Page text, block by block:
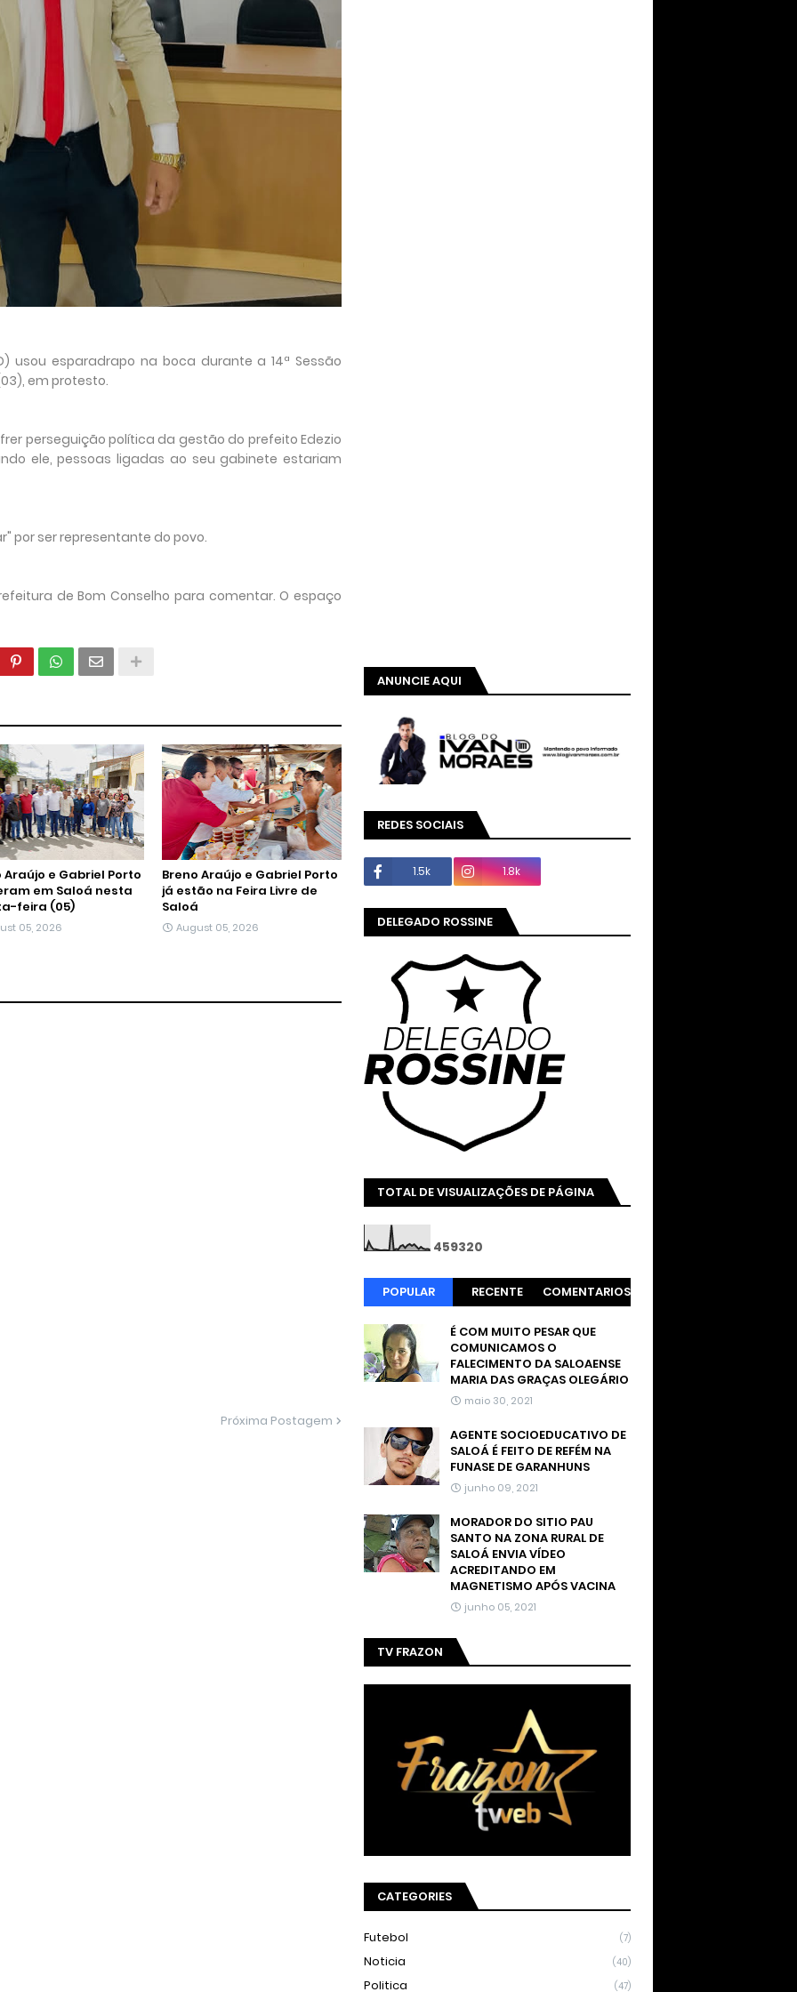
usou esparadrapo na boca durante a 14ª Sessão
em protesto.
perseguição política da gestão do prefeito Edezio
ele, pessoas ligadas ao seu gabinete estariam
por ser representante do povo.
de Bom Conselho para comentar. O espaço
Araújo e Gabriel Porto
em Saloá nesta
feira (05)
05, 2026
Breno Araújo e Gabriel Porto
já estão na Feira Livre de
Saloá
August 05, 2026
Próxima Postagem
ANUNCIE AQUI
REDES SOCIAIS
1.5k 1.8k
DELEGADO ROSSINE
TOTAL DE VISUALIZAÇÕES DE PÁGINA
459320
POPULAR RECENTE COMENTARIOS
É COM MUITO PESAR QUE
COMUNICAMOS O
FALECIMENTO DA SALOAENSE
MARIA DAS GRAÇAS OLEGÁRIO
maio 30, 2021
AGENTE SOCIOEDUCATIVO DE
SALOÁ É FEITO DE REFÉM NA
FUNASE DE GARANHUNS
junho 09, 2021
MORADOR DO SITIO PAU
SANTO NA ZONA RURAL DE
SALOÁ ENVIA VÍDEO
ACREDITANDO EM
MAGNETISMO APÓS VACINA
junho 05, 2021
TV FRAZON
CATEGORIES
Futebol (7)
Noticia (40)
Politica (47)